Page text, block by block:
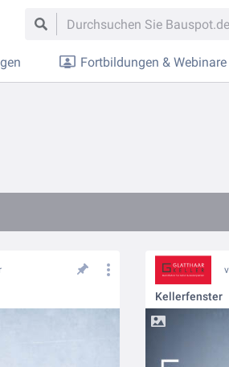
Fortbildungen & Webinare
Kellerfenster